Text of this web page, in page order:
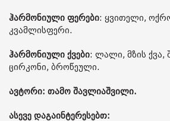
ჰარმონიული ფერები: ყვითელი,
კვამლისფერი.
ჰარმონიული ქვები: ლალი, მზის ქვა,
ცირკონი, ბროწეული.
ავტორი: თამო შავლიაშვილი.
ასევე დაგაინტერესებთ: